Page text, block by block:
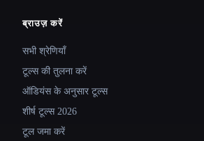
Site navigation
ब्राउज़ करें
सभी श्रेणियाँ
टूल्स की तुलना करें
ऑडियंस के अनुसार टूल्स
शीर्ष टूल्स 2026
टूल जमा करें